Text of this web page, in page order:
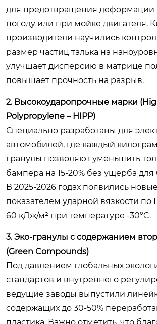
для предотвращения деформации
погоду или при мойке двигателя.
производители научились
размер частиц талька на
улучшает дисперсию в матрице
повышает прочность на разрыв.
2. Высокоударопрочные марки
Polypropylene – HIPP)
Специально разработаны для
автомобилей, где каждый
гранулы позволяют уменьшить
бампера на 15-20% без ущерба для
В 2025-2026 годах появились
показателем ударной вязкости
60 кДж/м² при температуре -30°C.
3. Эко-гранулы с содержанием
(Green Compounds)
Под давлением глобальных
стандартов и внутреннего
ведущие заводы выпустили
содержащих до 30-50%
пластика. Важно отметить, что